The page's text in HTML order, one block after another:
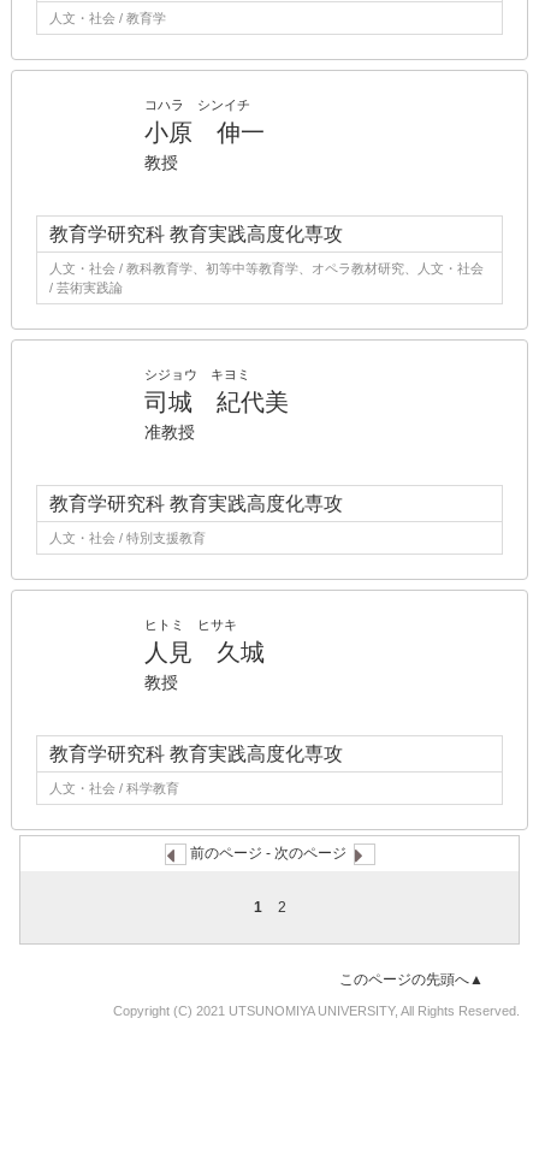
人文・社会 / 教育学
コハラ シンイチ
小原 伸一
教授
教育学研究科 教育実践高度化専攻
人文・社会 / 教科教育学、初等中等教育学、オペラ教材研究、人文・社会
/ 芸術実践論
シジョウ キヨミ
司城 紀代美
准教授
教育学研究科 教育実践高度化専攻
人文・社会 / 特別支援教育
ヒトミ ヒサキ
人見 久城
教授
教育学研究科 教育実践高度化専攻
人文・社会 / 科学教育
前のページ - 次のページ
1 2
このページの先頭へ▲
Copyright (C) 2021 UTSUNOMIYA UNIVERSITY, All Rights Reserved.